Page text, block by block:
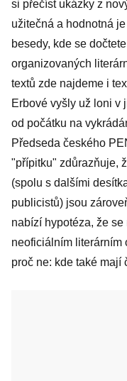
si přečíst ukázky z
užitečná a hodnotná
besedy, kde se
organizovaných
textů zde najdeme i
Erbové vyšly už loni v
od počátku na
Předseda českého
"přípitku" zdůrazňuje,
(spolu s dalšími
publicistů) jsou
nabízí hypotéza, že
neoficiálním literárním
proč ne: kde také